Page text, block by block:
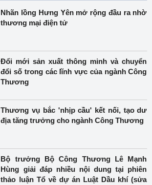
Nhãn lồng Hưng Yên mở rộng đầu ra nhờ
thương mại điện tử
Đổi mới sản xuất thông minh và chuyển
đổi số trong các lĩnh vực của ngành Công
Thương
Thương vụ bắc 'nhịp cầu' kết nối, tạo dư
địa tăng trưởng cho ngành Công Thương
Bộ trưởng Bộ Công Thương Lê Mạnh
Hùng giải đáp nhiều nội dung tại phiên
thảo luận Tổ về dự án Luật Dầu khí (sửa